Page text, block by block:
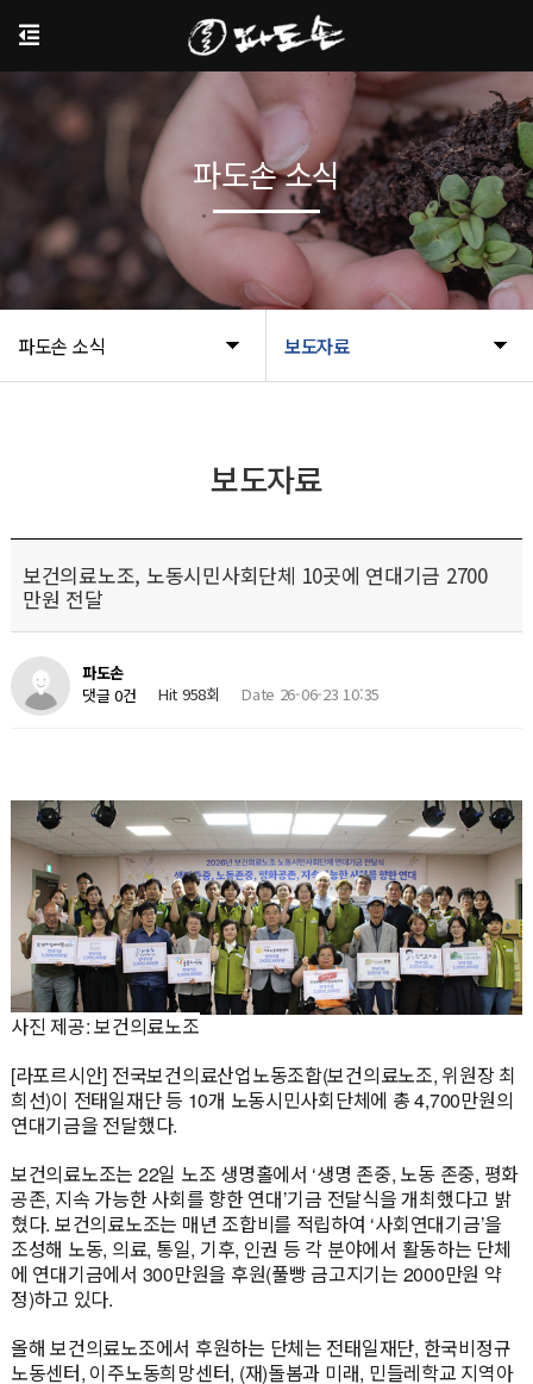
파도손 소식 보도자료
파도손 소식
보도자료
보건의료노조, 노동시민사회단체 10곳에 연대기금 2700
만원 전달
파도손
댓글 0건
Hit 958회 Date 26-06-23 10:35
사진 제공: 보건의료노조
[라포르시안] 전국보건의료산업노동조합(보건의료노조, 위원장 최
희선)이 전태일재단 등 10개 노동시민사회단체에 총 4,700만원의
연대기금을 전달했다.
보건의료노조는 22일 노조 생명홀에서 ‘생명 존중, 노동 존중, 평화
공존, 지속 가능한 사회를 향한 연대’기금 전달식을 개최했다고 밝
혔다. 보건의료노조는 매년 조합비를 적립하여 ‘사회연대기금’을
조성해 노동, 의료, 통일, 기후, 인권 등 각 분야에서 활동하는 단체
에 연대기금에서 300만원을 후원(풀빵 금고지기는 2000만원 약
정)하고 있다.
올해 보건의료노조에서 후원하는 단체는 전태일재단, 한국비정규
노동센터, 이주노동희망센터, (재)돌봄과 미래, 민들레학교 지역아